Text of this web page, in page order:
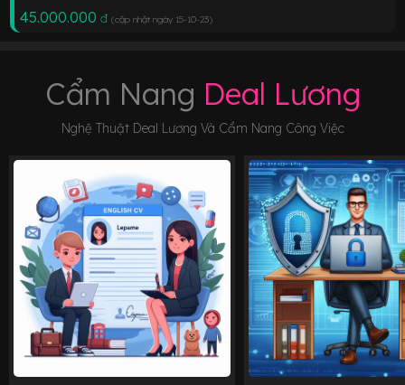
45.000.000 đ (cập nhật ngày 15-10-23)
Cẩm Nang Deal Lương
Nghệ Thuật Deal Lương Và Cẩm Nang Công Việc